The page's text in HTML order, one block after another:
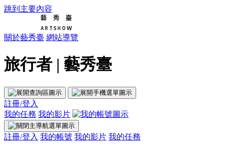
跳到主要內容
關於藝秀臺 網站導覽
旅行者 | 藝秀臺
註冊/登入
我的任務 我的影片
註冊/登入 我的帳號 我的影片 我的任務